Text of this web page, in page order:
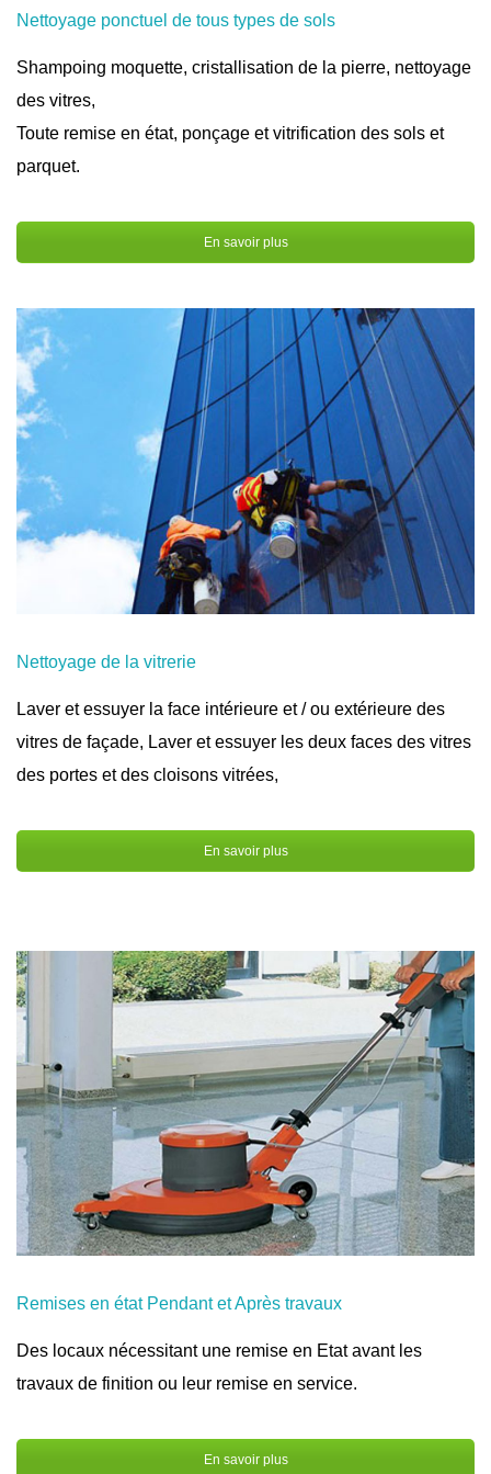
Nettoyage ponctuel de tous types de sols
Shampoing moquette, cristallisation de la pierre, nettoyage
des vitres,
Toute remise en état, ponçage et vitrification des sols et
parquet.
En savoir plus
Nettoyage de la vitrerie
Laver et essuyer la face intérieure et / ou extérieure des
vitres de façade, Laver et essuyer les deux faces des vitres
des portes et des cloisons vitrées,
En savoir plus
Remises en état Pendant et Après travaux
Des locaux nécessitant une remise en Etat avant les
travaux de finition ou leur remise en service.
En savoir plus